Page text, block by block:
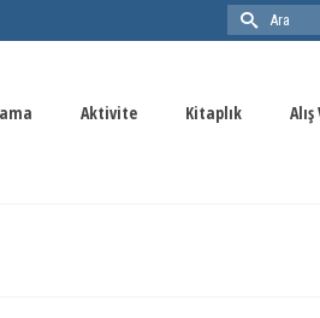
Aktivite Kitaplık